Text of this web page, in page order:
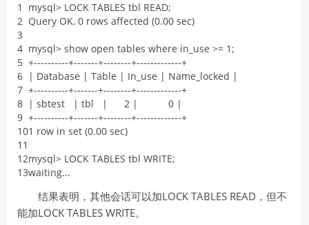
1
2
3
4
5
6
7
8
9
10
11
12
13
mysql> LOCK TABLES tbl READ;
Query OK, 0 rows affected (0.00 sec)
mysql> show open tables where in_use >= 1;
+----------+-------+--------+-------------+
| Database | Table | In_use | Name_locked |
+----------+-------+--------+-------------+
| sbtest | tbl | 2 | 0 |
+----------+-------+--------+-------------+
1 row in set (0.00 sec)
mysql> LOCK TABLES tbl WRITE;
waiting...
结果表明，其他会话可以加LOCK TABLES READ，但不
能加LOCK TABLES WRITE。